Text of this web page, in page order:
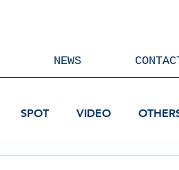
NEWS
SPOT VIDEO